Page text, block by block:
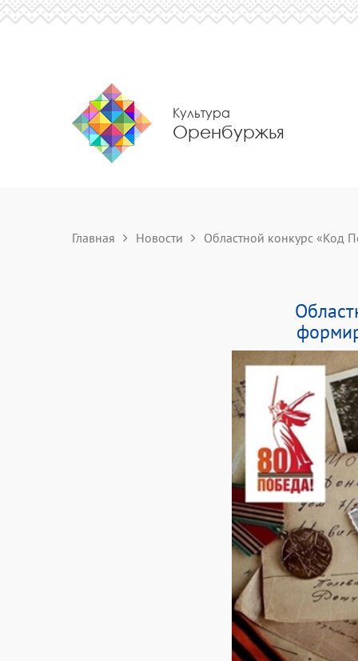
Культура
Оренбуржья
Главная Новости Областной конкурс «Код